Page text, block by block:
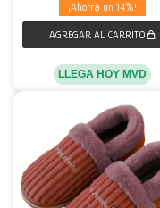
14
LLEGA HOY MVD